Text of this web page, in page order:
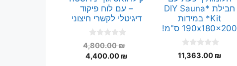
חבילת *DIY Sauna
Kit* במידות
190x180x200 ס"מ!
0
o
11,363.00 ₪
– עם לוח פיקוד
דיגיטלי לקשרי חיצוני
0
o
u
4,800.00₪
המחיר
4,400.00 ₪
המחיר